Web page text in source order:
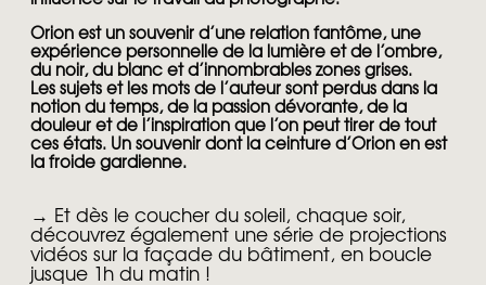
Orion est un souvenir d’une relation fantôme, une
expérience personnelle de la lumière et de l’ombre,
du noir, du blanc et d’innombrables zones grises.
Les sujets et les mots de l’auteur sont perdus dans la
notion du temps, de la passion dévorante, de la
douleur et de l’inspiration que l’on peut tirer de tout
ces états. Un souvenir dont la ceinture d’Orion en est
la froide gardienne.
→ Et dès le coucher du soleil, chaque soir,
découvrez également une série de projections
vidéos sur la façade du bâtiment, en boucle
jusque 1h du matin !